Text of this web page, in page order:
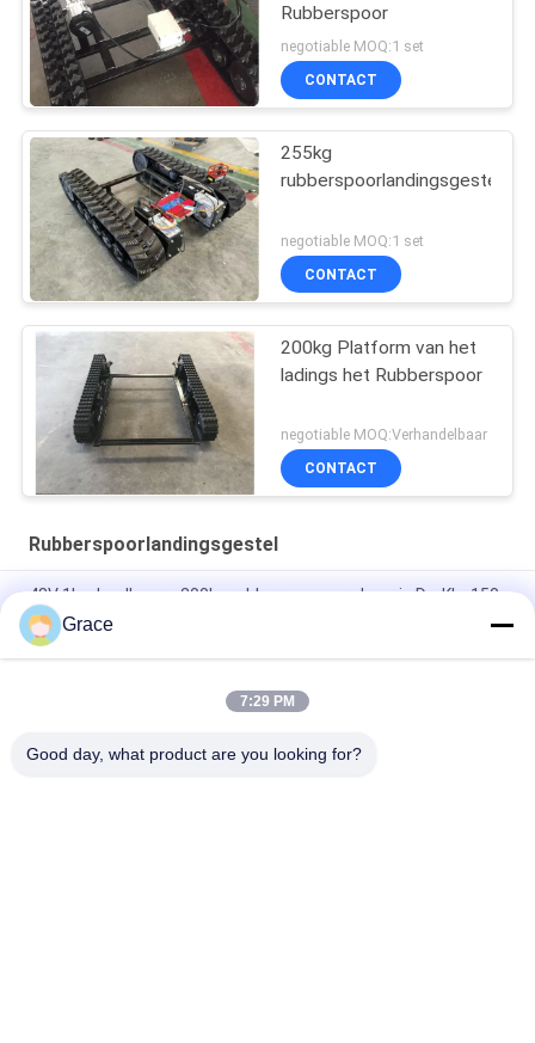
Rubberspoor
negotiable MOQ:1 set
CONTACT
255kg
rubberspoorlandingsgestel
negotiable MOQ:1 set
CONTACT
200kg Platform van het
ladings het Rubberspoor
negotiable MOQ:Verhandelbaar
CONTACT
Rubberspoorlandingsgestel
48V 1kw laadlagers 200kg rubberen spoor chassis Dp-Kls-150
Het Landingsgestel van het chassis300kg Kruippakje voor de
RolstoelGrasmaaimachine van het Brandmateriaal
Van het de Ladings de Rubberlandingsgestel van
Grace
7:29 PM
Good day, what product are you looking for?